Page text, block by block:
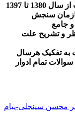
گرداوری 20 دوره سوالات حقوق تجارت از سال 1380 تا 1397
سنجش
و جامع
و تشریح علت
به تفکیک هرسال
تمام ادوار